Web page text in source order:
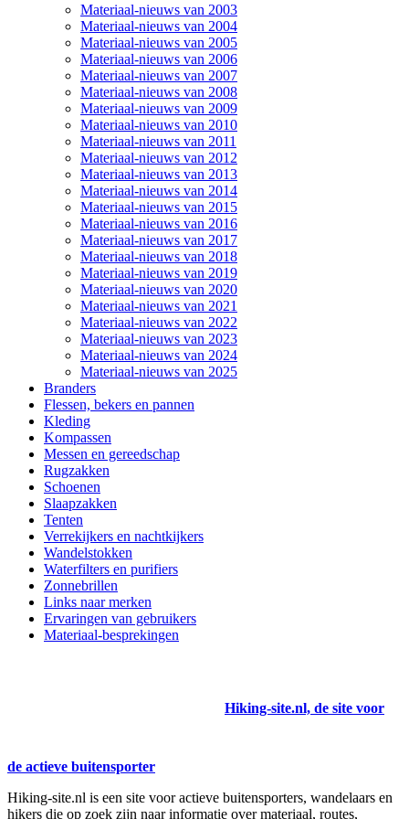
Materiaal-nieuws van 2003
Materiaal-nieuws van 2004
Materiaal-nieuws van 2005
Materiaal-nieuws van 2006
Materiaal-nieuws van 2007
Materiaal-nieuws van 2008
Materiaal-nieuws van 2009
Materiaal-nieuws van 2010
Materiaal-nieuws van 2011
Materiaal-nieuws van 2012
Materiaal-nieuws van 2013
Materiaal-nieuws van 2014
Materiaal-nieuws van 2015
Materiaal-nieuws van 2016
Materiaal-nieuws van 2017
Materiaal-nieuws van 2018
Materiaal-nieuws van 2019
Materiaal-nieuws van 2020
Materiaal-nieuws van 2021
Materiaal-nieuws van 2022
Materiaal-nieuws van 2023
Materiaal-nieuws van 2024
Materiaal-nieuws van 2025
Branders
Flessen, bekers en pannen
Kleding
Kompassen
Messen en gereedschap
Rugzakken
Schoenen
Slaapzakken
Tenten
Verrekijkers en nachtkijkers
Wandelstokken
Waterfilters en purifiers
Zonnebrillen
Links naar merken
Ervaringen van gebruikers
Materiaal-besprekingen
Hiking-site.nl, de site voor
de actieve buitensporter
Hiking-site.nl is een site voor actieve buitensporters, wandelaars en
hikers die op zoek zijn naar informatie over materiaal, routes,